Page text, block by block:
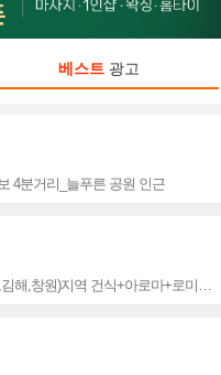
베스트광고
4분거리_늘푸른 공원 인근
해,창원)지역 건식+아로마+로미